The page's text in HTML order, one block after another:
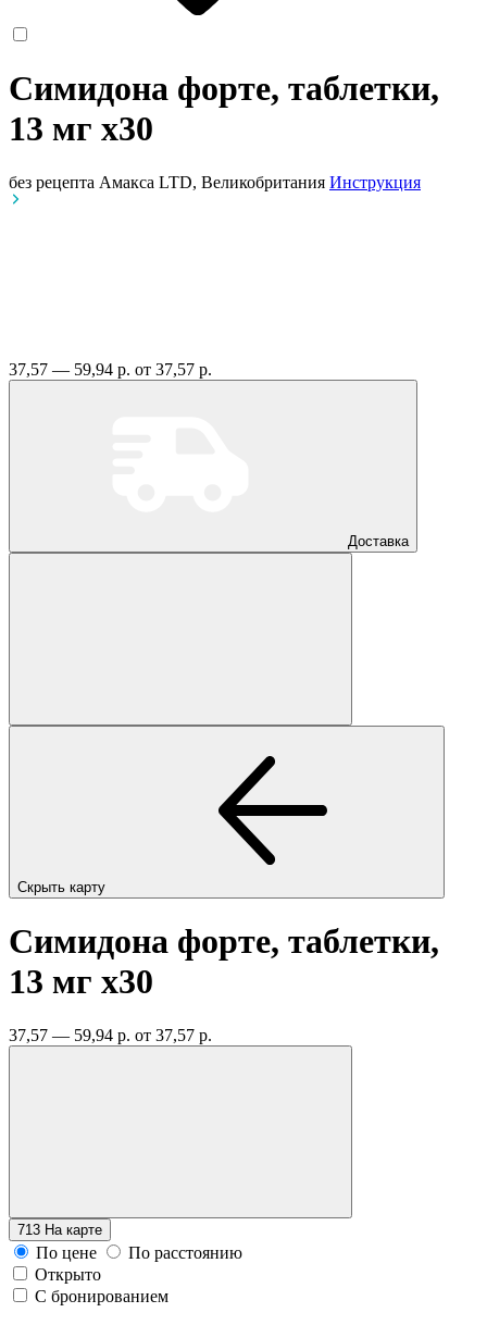
Симидона форте, таблетки,
13 мг x30
без рецепта Амакса LTD, Великобритания Инструкция
37,57 — 59,94 р. от 37,57 р.
Доставка
Скрыть карту
Симидона форте, таблетки,
13 мг x30
37,57 — 59,94 р. от 37,57 р.
713 На карте
По цене
По расстоянию
Открыто
С бронированием